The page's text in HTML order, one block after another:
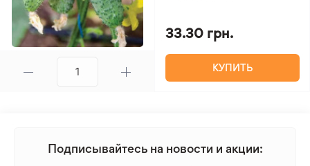
33.30 грн.
КУПИТЬ
Подписывайтесь на новости и акции: